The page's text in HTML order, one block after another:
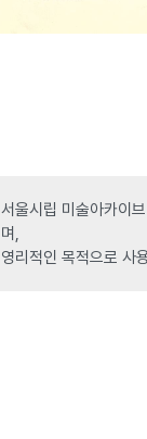
서울시립 미술아카이
며,
영리적인 목적으로 사